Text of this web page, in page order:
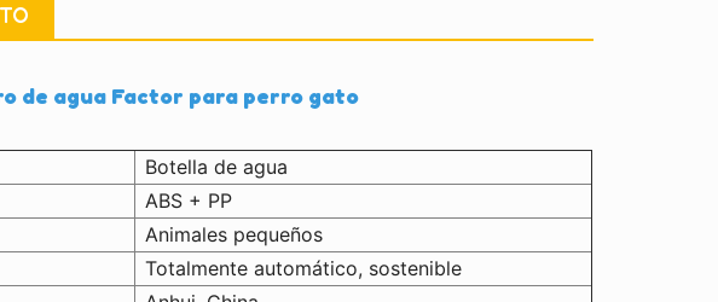
de agua Factor para perro gato
Botella de agua
ABS + PP
Animales pequeños
Totalmente automático, sostenible